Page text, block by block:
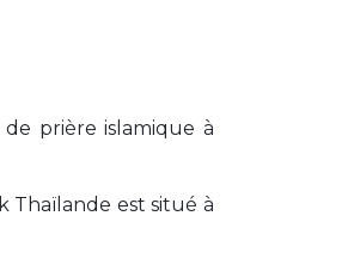
prière islamique à
Thaïlande est situé à